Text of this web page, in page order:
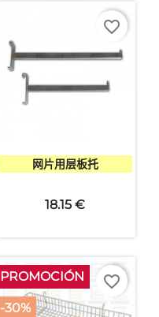
快速查看
网片用层板托
18.15 €
favorite_border
PROMOCIÓN
-30%
favorite_border